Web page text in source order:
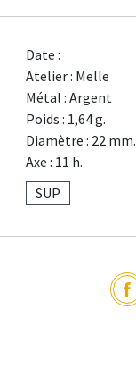
Date :
Atelier : Melle
Métal : Argent
Poids : 1,64 g.
Diamètre : 22 mm.
Axe : 11 h.
SUP